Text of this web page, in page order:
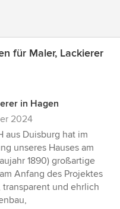
für Maler, Lackierer
in Hagen
2024
aus Duisburg hat im
unseres Hauses am
1890) großartige
Anfang des Projektes
und ehrlich